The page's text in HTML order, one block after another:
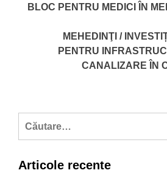
Reading
BLOC PENTRU MEDICI ÎN
MEHEDINŢI /
PENTRU
CANALIZARE ÎN
Articole recente